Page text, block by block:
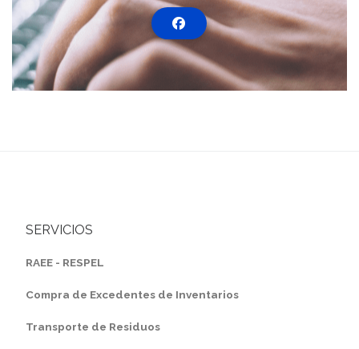
SERVICIOS
RAEE - RESPEL
Compra de Excedentes de Inventarios
Transporte de Residuos